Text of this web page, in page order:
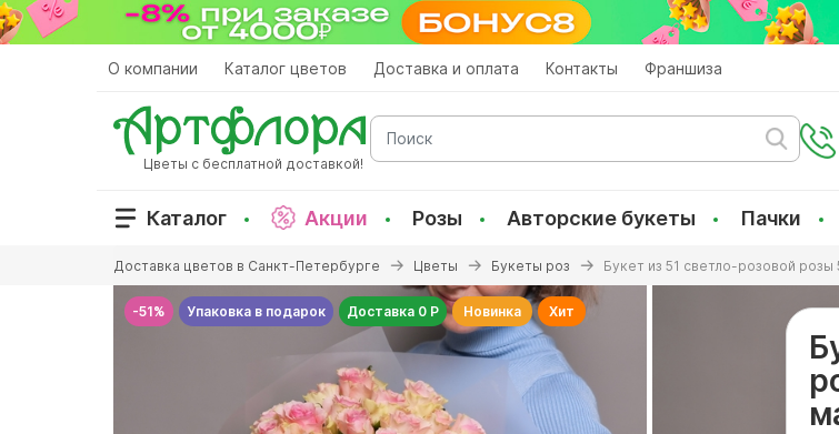
Перейти
к
О компании Каталог цветов Доставка и оплата Контакты Франшиза
Цветы с бесплатной доставкой!
Поиск
Каталог Акции Розы Авторские букеты Пачки
здесь
Доставка цветов в Санкт-Петербурге Цветы Букеты роз Букет из 51 светло-розовой
-51% Упаковка в подарок Доставка 0 Р Новинка Хит